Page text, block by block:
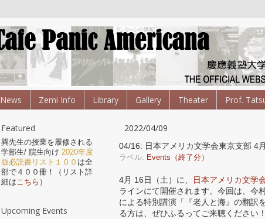
News Zemi Info Library Gallery Theater Prof.
2022/04/09
04/16: 日本アメリカ文学会東京支部 4
ラベル: Events（終了分）
4月 16日（土）に、 日本アメリカ文学
ラインにて開催されます。今回は、今
による特別講演「『老人と海』の翻訳
る方は、ぜひふるってご来聴ください！
Featured
巽先生の授業を履修される
学部生/ 院生向け 2020年度
版必読書リスト１００ は全
部で４００冊！（リスト詳
細はこちら ）
Upcoming Events